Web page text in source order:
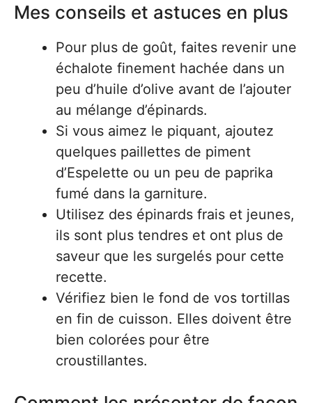
Mes conseils et astuces en plus
Pour plus de goût, faites revenir une
échalote finement hachée dans un
peu d’huile d’olive avant de l’ajouter
au mélange d’épinards.
Si vous aimez le piquant, ajoutez
quelques paillettes de piment
d’Espelette ou un peu de paprika
fumé dans la garniture.
Utilisez des épinards frais et jeunes,
ils sont plus tendres et ont plus de
saveur que les surgelés pour cette
recette.
Vérifiez bien le fond de vos tortillas
en fin de cuisson. Elles doivent être
bien colorées pour être
croustillantes.